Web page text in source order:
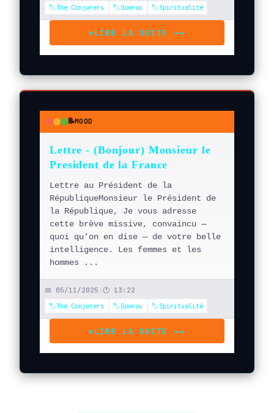
🏷️The Conjurers
🏷️Gourou 🏷️Spiritualité
▶LIRE LA SUITE →→
● ● ●📝MOOD
Lettre - (Bonjour) Monsieur le
President de la France
Lettre au Président de la
RépubliqueMonsieur le Président de
la République, Je vous adresse
cette brève missive, convaincu —
quoi qu’on en dise — de votre belle
intelligence. Les femmes et les
hommes ...
📅 05/11/2025 🕐 13:22
🏷️The Conjurers
🏷️Gourou 🏷️Spiritualité
▶LIRE LA SUITE →→